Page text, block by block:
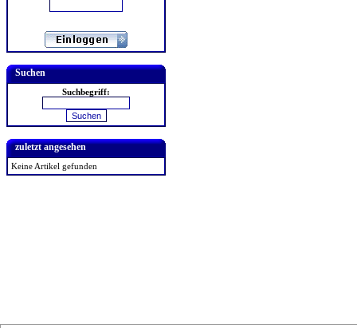
Suchen
Suchbegriff:
zuletzt angesehen
Keine Artikel gefunden